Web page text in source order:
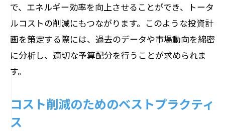
で、エネルギー効率を向上させることができ、トータ
ルコストの削減にもつながります。このような投資計
画を策定する際には、過去のデータや市場動向を綿密
に分析し、適切な予算配分を行うことが求められま
す。
コスト削減のためのベストプラクティ
ス